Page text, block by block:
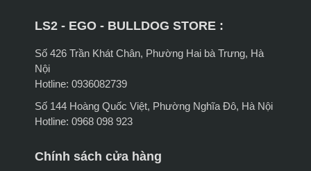
LS2 - EGO - BULLDOG STORE :
Số 426 Trần Khát Chân, Phường Hai bà Trưng, Hà
Nội
Hotline: 0936082739
Số 144 Hoàng Quốc Việt, Phường Nghĩa Đô, Hà Nội
Hotline: 0968 098 923
Chính sách cửa hàng